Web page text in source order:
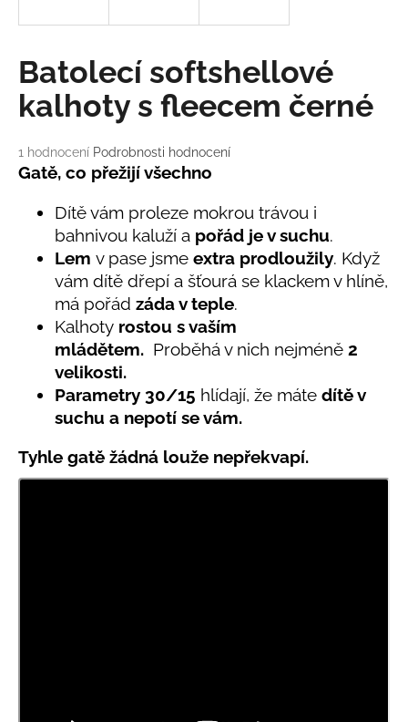
Průměrné
hodnocení
hvězdiček.
1 hodnocení Podrobnosti hodnocení
Batolecí softshellové
kalhoty s fleecem černé
Gatě, co přežijí všechno
Dítě vám proleze mokrou trávou i
bahnivou kaluží a pořád je v suchu.
Lem v pase jsme extra prodloužily. Když
vám dítě dřepí a šťourá se klackem v hlíně,
má pořád záda v teple.
Kalhoty rostou s vaším
mládětem. Proběhá v nich nejméně 2
velikosti.
Parametry 30/15 hlídají, že máte dítě v
suchu a nepotí se vám.
Tyhle gatě žádná louže nepřekvapí.
o
o
r
u
u
j
BAMBUSOVÉ
TRIKO
NÁMOŘNICKÉ
PRUHY
MODRÉ